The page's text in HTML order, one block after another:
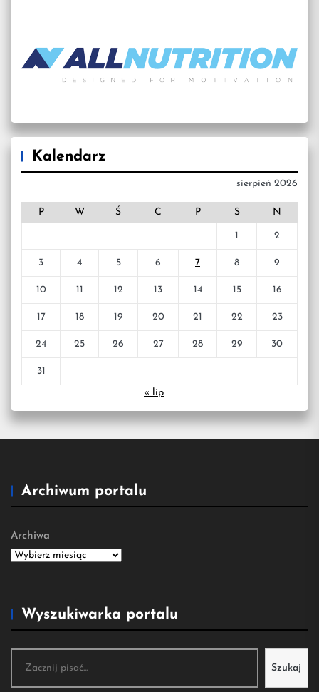
Kalendarz
sierpień 2026
P W Ś C P S N
1 2
3 4 5 6 7 8 9
10 11 12 13 14 15 16
17 18 19 20 21 22 23
24 25 26 27 28 29 30
31
« lip
Archiwum portalu
Archiwa
Wyszukiwarka portalu
Szukaj